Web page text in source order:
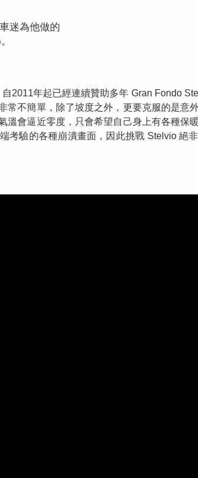
迷為他做的
2011年起已經連續贊助多年 Gran Fondo
常不簡單，除了坡度之外，更要克服的是意
溫會逼近零度，只會希望自己身上有各種保暖
考驗的各種崩潰畫面，因此挑戰 Stelvio 絕